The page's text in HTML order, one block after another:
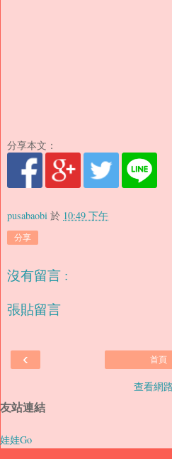
分享本文：
pusabaobi 於 10:49 下午
分享
沒有留言 :
張貼留言
‹ 首頁
查看網
友站連結
娃娃Go